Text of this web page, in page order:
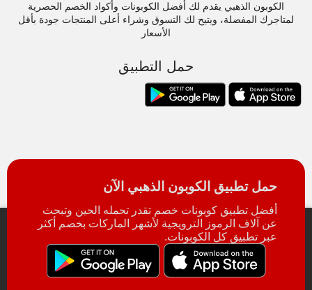
الكوبون الذهبي يقدم لك أفضل الكوبونات وأكواد الخصم الحصرية
لمتاجرك المفضلة، ويتيح لك التسوق وشراء أعلى المنتجات جودة بأقل
الأسعار
حمل التطبيق
حمل تطبيق الكوبون الذهبي الآن
أفضل تطبيق كوبونات خصم تقدر تحمله الحين وتبحث
عن آلاف الرموز الترويجية لأشهر الماركات بخصم أكثر
عبر تطبيق كل الكوبونات.